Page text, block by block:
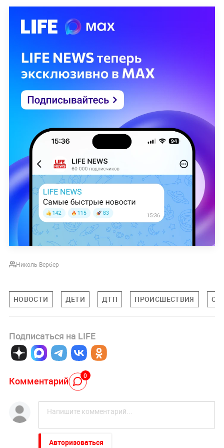
Николь Вербер
НОВОСТИ ДЕТИ ДТП ПРОИСШЕСТВИЯ
Подписаться на LIFE
Комментарий 0
Авторизоваться